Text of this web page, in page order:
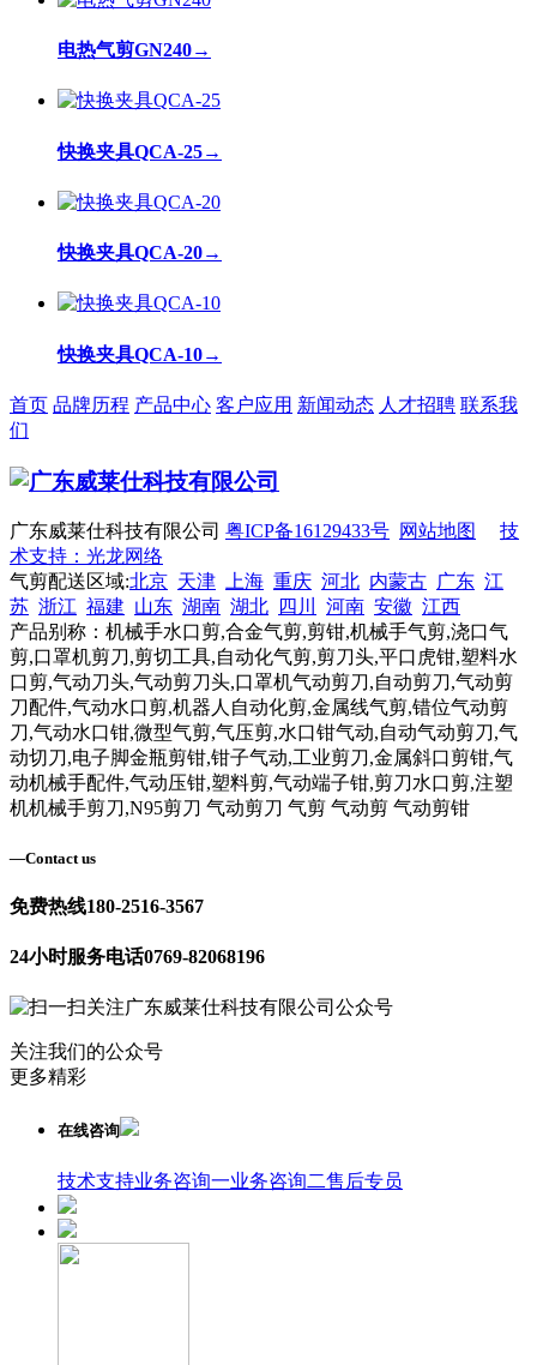
电热气剪GN240→
快换夹具QCA-25→
快换夹具QCA-20→
快换夹具QCA-10→
首页 品牌历程 产品中心 客户应用 新闻动态 人才招聘 联系我
们
广东威莱仕科技有限公司 粤ICP备16129433号 网站地图
技
术支持：光龙网络
气剪配送区域:北京 天津 上海 重庆 河北 内蒙古 广东 江
苏 浙江 福建 山东 湖南 湖北 四川 河南 安徽 江西
产品别称：机械手水口剪,合金气剪,剪钳,机械手气剪,浇口气
剪,口罩机剪刀,剪切工具,自动化气剪,剪刀头,平口虎钳,塑料水
口剪,气动刀头,气动剪刀头,口罩机气动剪刀,自动剪刀,气动剪
刀配件,气动水口剪,机器人自动化剪,金属线气剪,错位气动剪
刀,气动水口钳,微型气剪,气压剪,水口钳气动,自动气动剪刀,气
动切刀,电子脚金瓶剪钳,钳子气动,工业剪刀,金属斜口剪钳,气
动机械手配件,气动压钳,塑料剪,气动端子钳,剪刀水口剪,注塑
机机械手剪刀,N95剪刀 气动剪刀 气剪 气动剪 气动剪钳
—Contact us
免费热线180-2516-3567
24小时服务电话0769-82068196
关注我们的公众号
更多精彩
在线咨询
技术支持业务咨询一业务咨询二售后专员